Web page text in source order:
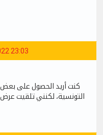
23:03
كنت أريد الحصول على بعض
التونسية، لكنني تلقيت